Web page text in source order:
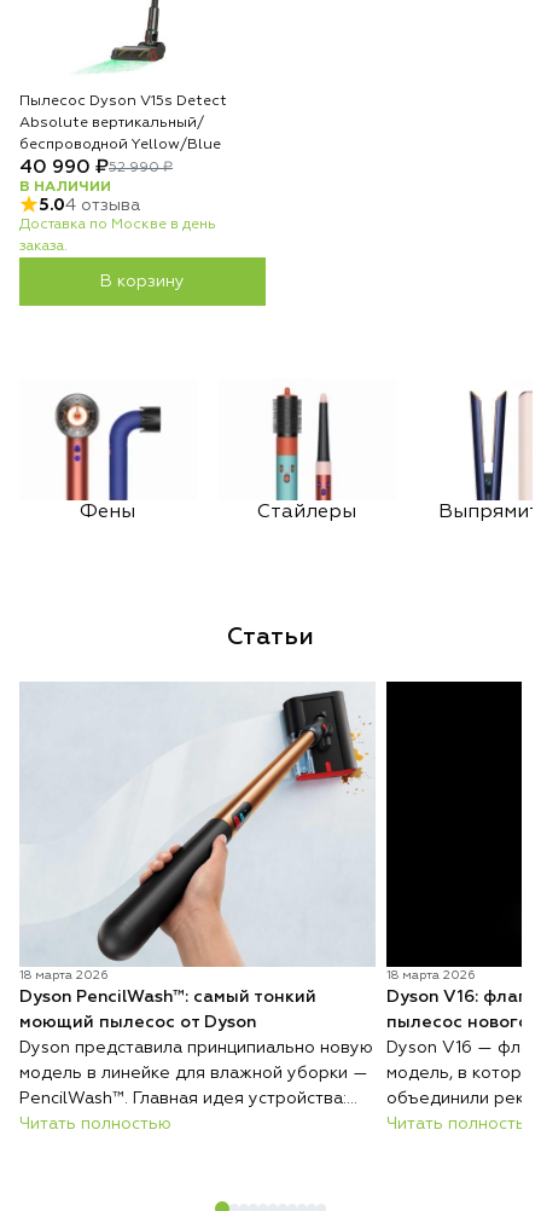
Пылесос Dyson V15s Detect
Absolute вертикальный/
беспроводной Yellow/Blue
40 990 ₽52 990 ₽
В НАЛИЧИИ
5.04 отзыва
Доставка по Москве в день
заказа.
В корзину
Фены Стайлеры
Статьи
18 марта 2026
Dyson PencilWash™: самый тонкий
моющий пылесос от Dyson
Dyson представила принципиально новую
модель в линейке для влажной уборки —
PencilWash™. Главная идея устройства:
сверхтонкий и лёгкий корпус без каких-
Читать полностью
18 марта 2026
Dyson V16:
пылесос нового
Dyson V16 —
модель, в
объединили
всасывания,
Читать полностью